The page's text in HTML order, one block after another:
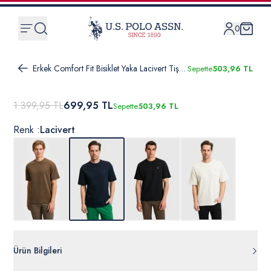
0
Erkek Comfort Fit Bisiklet Yaka Lacivert Tişört Sepette503,96 TL
1.399,95 TL699,95 TLSepette503,96 TL
Renk :Lacivert
Ürün Bilgileri